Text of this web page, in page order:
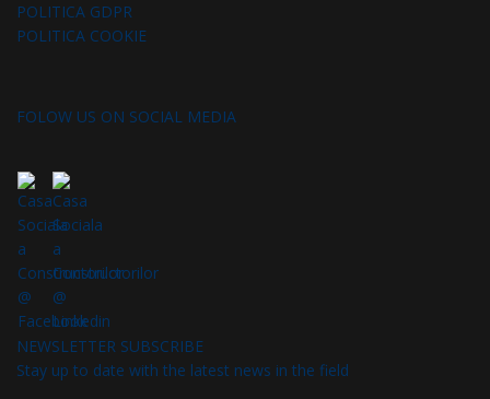
POLITICA GDPR
POLITICA COOKIE
FOLOW US ON SOCIAL MEDIA
NEWSLETTER SUBSCRIBE
Stay up to date with the latest news in the field